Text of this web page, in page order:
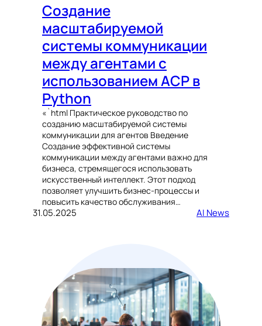
Создание
масштабируемой
системы коммуникации
между агентами с
использованием ACP в
Python
«`html Практическое руководство по
созданию масштабируемой системы
коммуникации для агентов Введение
Создание эффективной системы
коммуникации между агентами важно для
бизнеса, стремящегося использовать
искусственный интеллект. Этот подход
позволяет улучшить бизнес-процессы и
повысить качество обслуживания…
31.05.2025 AI News